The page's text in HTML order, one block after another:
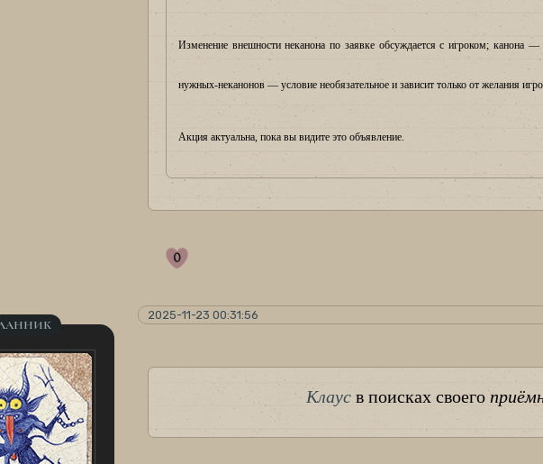
Изменение внешности неканона по заявке обсуждается с игроком; канона
нужных-неканонов — условие необязательное и зависит только от желания
Акция актуальна, пока вы видите это объявление.
0
2025-11-23 00:31:56
Клаус в поисках своего